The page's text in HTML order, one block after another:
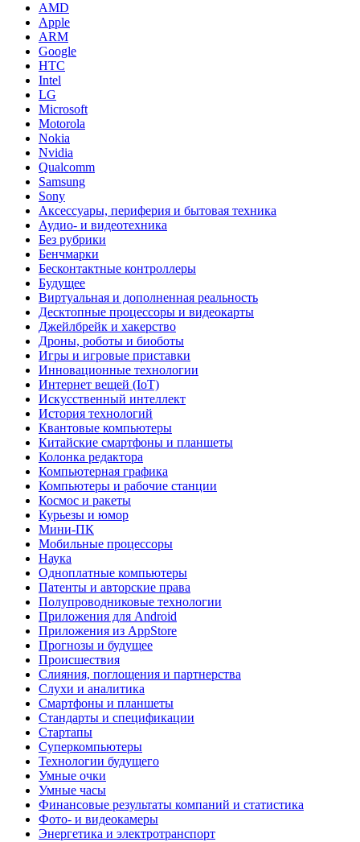
AMD
Apple
ARM
Google
HTC
Intel
LG
Microsoft
Motorola
Nokia
Nvidia
Qualcomm
Samsung
Sony
Аксессуары, периферия и бытовая техника
Аудио- и видеотехника
Без рубрики
Бенчмарки
Бесконтактные контроллеры
Будущее
Виртуальная и дополненная реальность
Десктопные процессоры и видеокарты
Джейлбрейк и хакерство
Дроны, роботы и биоботы
Игры и игровые приставки
Инновационные технологии
Интернет вещей (IoT)
Искусственный интеллект
История технологий
Квантовые компьютеры
Китайские смартфоны и планшеты
Колонка редактора
Компьютерная графика
Компьютеры и рабочие станции
Космос и ракеты
Курьезы и юмор
Мини-ПК
Мобильные процессоры
Наука
Одноплатные компьютеры
Патенты и авторские права
Полупроводниковые технологии
Приложения для Android
Приложения из AppStore
Прогнозы и будущее
Происшествия
Слияния, поглощения и партнерства
Слухи и аналитика
Смартфоны и планшеты
Стандарты и спецификации
Стартапы
Суперкомпьютеры
Технологии будущего
Умные очки
Умные часы
Финансовые результаты компаний и статистика
Фото- и видеокамеры
Энергетика и электротранспорт